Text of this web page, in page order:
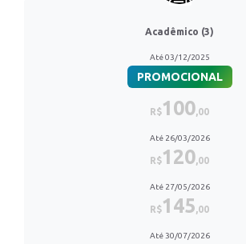
Acadêmico (3)
Até 03/12/2025
PROMOCIONAL
R$100,00
Até 26/03/2026
R$120,00
Até 27/05/2026
R$145,00
Até 30/07/2026